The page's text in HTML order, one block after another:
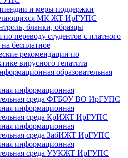
и меры поддержки
МК ЖТ ИрГУПС
бланки, образцы
по переводу студентов с платного
бесплатное
рекомендации по
вирусного гепатита
образовательная
информационная
среда ФГБОУ ВО ИрГУПС
информационная
среда КрИЖТ ИрГУПС
информационная
среда ЗабИЖТ ИрГУПС
информационная
среда УУКЖТ ИрГУПС